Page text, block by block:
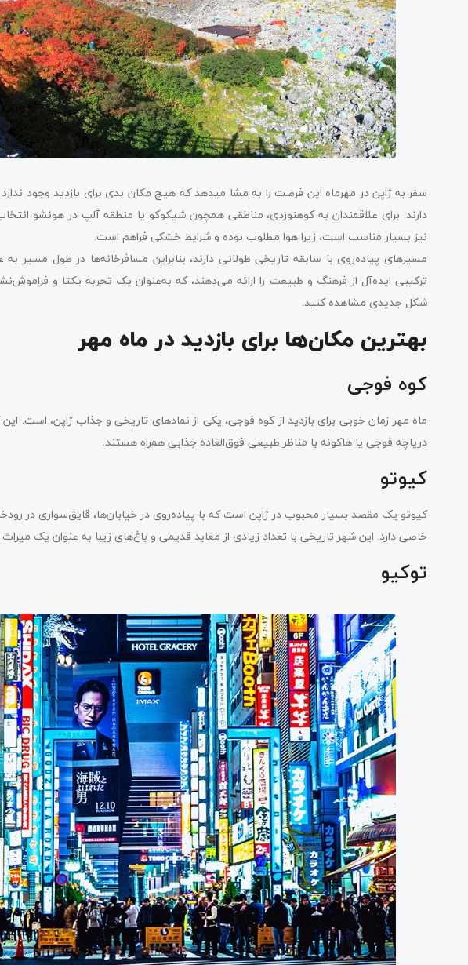
سفر به ژاپن در مهرماه این فرصت را به مشا می­دهد که هیچ مکان بدی برای بازدید وجود
دارند. برای علاقمندان به کوهنوردی، مناطقی همچون شیکوکو یا منطقه آلپ در هونشو
نیز بسیار مناسب است، زیرا هوا مطلوب بوده و شرایط خشکی فراهم است.
مسیرهای پیاده‌روی با سابقه تاریخی طولانی دارند، بنابراین مسافرخانه‌ها در طول مسیر به
ترکیبی ایده‌آل از فرهنگ و طبیعت را ارائه می‌دهند، که به‌عنوان یک تجربه یکتا و
شکل جدیدی مشاهده کنید.
بهترین مکان‌ها برای بازدید در ماه مهر
کوه فوجی
ماه مهر زمان خوبی برای بازدید از کوه فوجی، یکی از نمادهای تاریخی و جذاب ژاپن، است.
دریاچه فوجی یا هاکونه با مناظر طبیعی فوق‌العاده جذابی همراه هستند.
کیوتو
کیوتو یک مقصد بسیار محبوب در ژاپن است که با پیاده‌روی در خیابان‌ها، قایق‌سواری در
خاصی دارد. این شهر تاریخی با تعداد زیادی از معابد قدیمی و باغ‌های زیبا به عنوان یک
توکیو